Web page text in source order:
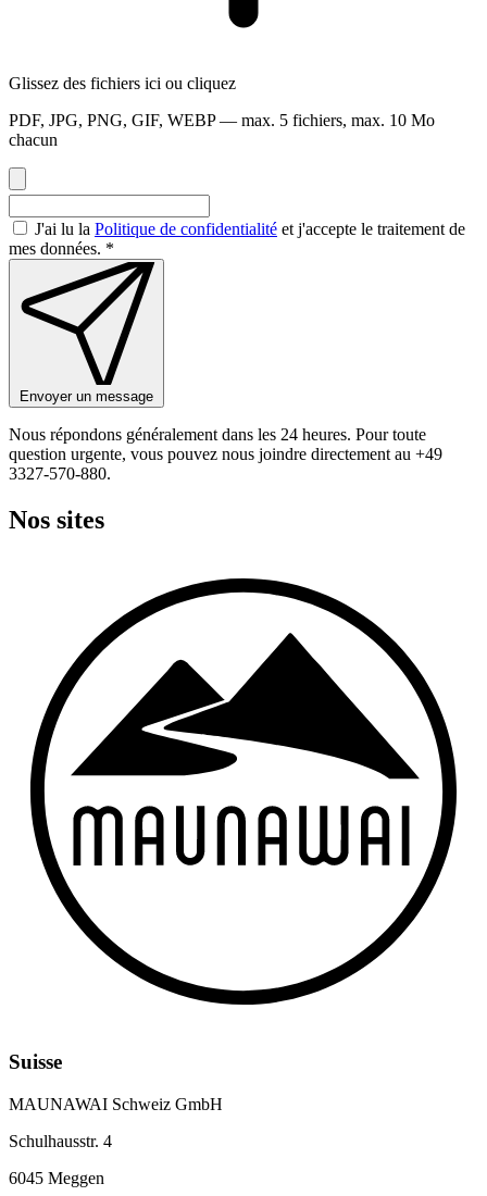
Glissez des fichiers ici ou cliquez
PDF, JPG, PNG, GIF, WEBP — max. 5 fichiers, max. 10 Mo
chacun
J'ai lu la Politique de confidentialité et j'accepte le traitement de
mes données. *
Envoyer un message
Nous répondons généralement dans les 24 heures. Pour toute
question urgente, vous pouvez nous joindre directement au +49
3327-570-880.
Nos sites
Suisse
MAUNAWAI Schweiz GmbH
Schulhausstr. 4
6045 Meggen